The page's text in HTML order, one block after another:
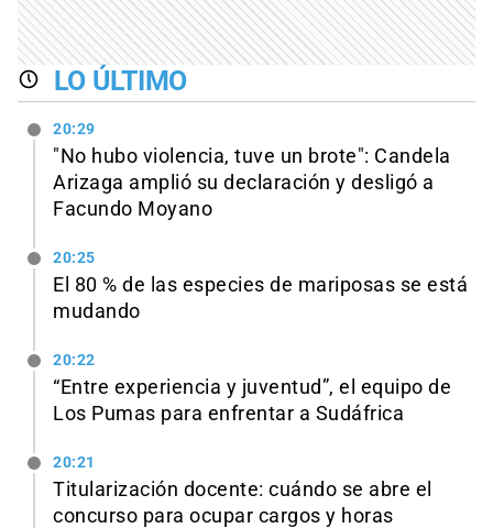
LO ÚLTIMO
20:29
"No hubo violencia, tuve un brote": Candela
Arizaga amplió su declaración y desligó a
Facundo Moyano
20:25
El 80 % de las especies de mariposas se está
mudando
20:22
“Entre experiencia y juventud”, el equipo de
Los Pumas para enfrentar a Sudáfrica
20:21
Titularización docente: cuándo se abre el
concurso para ocupar cargos y horas